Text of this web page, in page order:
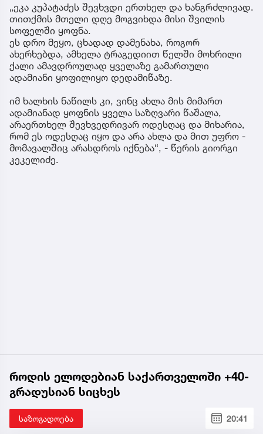
„ეკა კუპატაძეს შევხვდი ერთხელ და ხანგრძლივად.
თითქმის მთელი დღე მოგვიხდა მისი შვილის
სოფელში ყოფნა.
ეს დრო მეყო, ცხადად დამენახა, როგორ
ახერხებდა, ამხელა ტრაგედიით წელში მოხრილი
ქალი ამავდროულად ყველაზე გამართული
ადამიანი ყოფილიყო დედამიწაზე.
იმ ხალხის ნაწილს კი, ვინც ახლა მის მიმართ
ადამიანად ყოფნის ყველა საზღვარი წაშალა,
არაერთხელ შევხვედრივარ ოდესღაც და მიხარია,
რომ ეს ოდესღაც იყო და არა ახლა და მით უფრო -
მომავალშიც არასდროს იქნება“, - წერის გიორგი
კეკელიძე.
როდის ელოდებიან საქართველოში +40-
გრადუსიან სიცხეს
საზოგადოება 20:41